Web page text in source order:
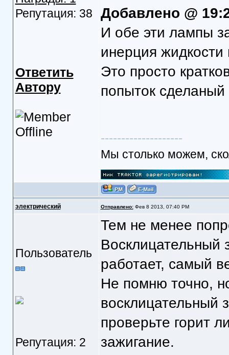
Репутация: 38
Ответить
Автору
Добавлено @
И обе эти лампы
инерция
Это просто
попыток сделаный
--------------------
Мы столько можем,
электрический Отправлено:Фев 8 2013, 07:40 PM
Пользователь
Репутация: 2
Тем не менее
Восклицательный
работает, самый
Не помню точно,
восклицательный
проверьте горит
зажигание.